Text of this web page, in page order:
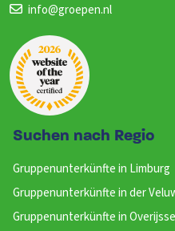
info@groepen.nl
Suchen nach Regio
Gruppenunterkünfte in Limburg
Gruppenunterkünfte in der
Gruppenunterkünfte in